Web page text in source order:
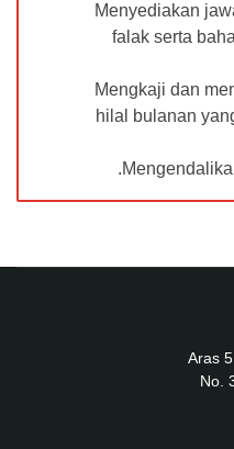
Menyediakan
falak serta
Mengkaji dan
hilal bulanan
Aras
No.